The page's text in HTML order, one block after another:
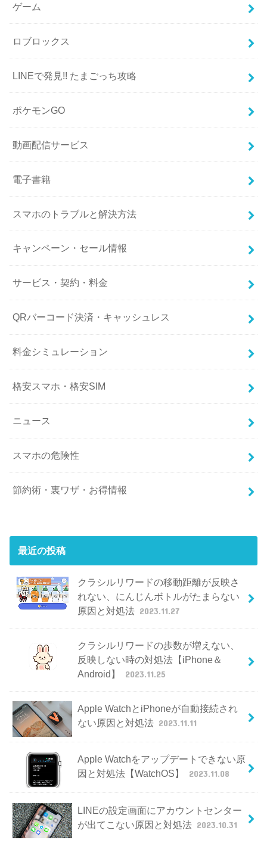
ゲーム
ロブロックス
LINEで発見!! たまごっち攻略
ポケモンGO
動画配信サービス
電子書籍
スマホのトラブルと解決方法
キャンペーン・セール情報
サービス・契約・料金
QRバーコード決済・キャッシュレス
料金シミュレーション
格安スマホ・格安SIM
ニュース
スマホの危険性
節約術・裏ワザ・お得情報
最近の投稿
クラシルリワードの移動距離が反映さ
れない、にんじんボトルがたまらない
原因と対処法 2023.11.27
クラシルリワードの歩数が増えない、
反映しない時の対処法【iPhone＆
Android】
2023.11.25
Apple WatchとiPhoneが自動接続され
ない原因と対処法 2023.11.11
Apple Watchをアップデートできない原
因と対処法【WatchOS】
2023.11.08
LINEの設定画面にアカウントセンター
が出てこない原因と対処法 2023.10.31